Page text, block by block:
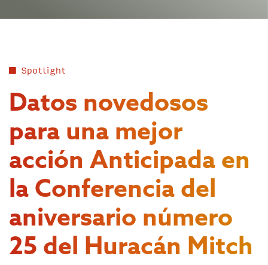
Spotlight
Datos novedosos
para una mejor
acción Anticipada en
la Conferencia del
aniversario número
25 del Huracán Mitch